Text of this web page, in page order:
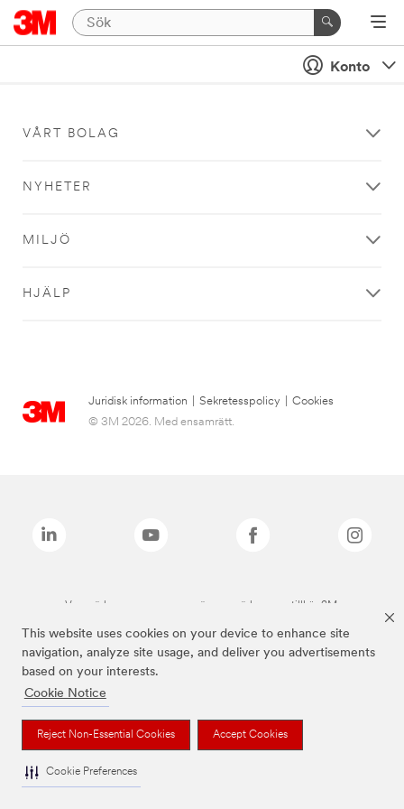
This website uses cookies on your device to enhance site
navigation, analyze site usage, and deliver you advertisements
based on your interests.
Cookie Notice
Reject Non-Essential Cookies Accept Cookies
Cookie Preferences
Konto
VÅRT BOLAG
NYHETER
MILJÖ
HJÄLP
Juridisk information Sekretesspolicy
Cookies
© 3M 2026. Med ensamrätt.
Varumärken som anges ovan är varumärken som tillhör 3M.